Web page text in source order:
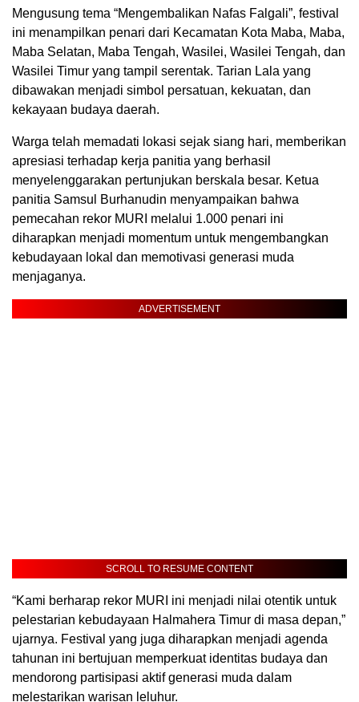
Mengusung tema “Mengembalikan Nafas Falgali”, festival
ini menampilkan penari dari Kecamatan Kota Maba, Maba,
Maba Selatan, Maba Tengah, Wasilei, Wasilei Tengah, dan
Wasilei Timur yang tampil serentak. Tarian Lala yang
dibawakan menjadi simbol persatuan, kekuatan, dan
kekayaan budaya daerah.
Warga telah memadati lokasi sejak siang hari, memberikan
apresiasi terhadap kerja panitia yang berhasil
menyelenggarakan pertunjukan berskala besar. Ketua
panitia Samsul Burhanudin menyampaikan bahwa
pemecahan rekor MURI melalui 1.000 penari ini
diharapkan menjadi momentum untuk mengembangkan
kebudayaan lokal dan memotivasi generasi muda
menjaganya.
ADVERTISEMENT
SCROLL TO RESUME CONTENT
“Kami berharap rekor MURI ini menjadi nilai otentik untuk
pelestarian kebudayaan Halmahera Timur di masa depan,”
ujarnya. Festival yang juga diharapkan menjadi agenda
tahunan ini bertujuan memperkuat identitas budaya dan
mendorong partisipasi aktif generasi muda dalam
melestarikan warisan leluhur.